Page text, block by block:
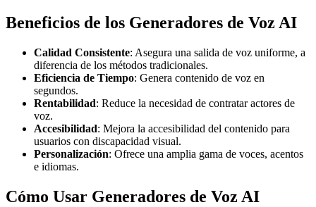
Beneficios de los Generadores de Voz AI
Calidad Consistente: Asegura una salida de voz uniforme, a
diferencia de los métodos tradicionales.
Eficiencia de Tiempo: Genera contenido de voz en
segundos.
Rentabilidad: Reduce la necesidad de contratar actores de
voz.
Accesibilidad: Mejora la accesibilidad del contenido para
usuarios con discapacidad visual.
Personalización: Ofrece una amplia gama de voces, acentos
e idiomas.
Cómo Usar Generadores de Voz AI